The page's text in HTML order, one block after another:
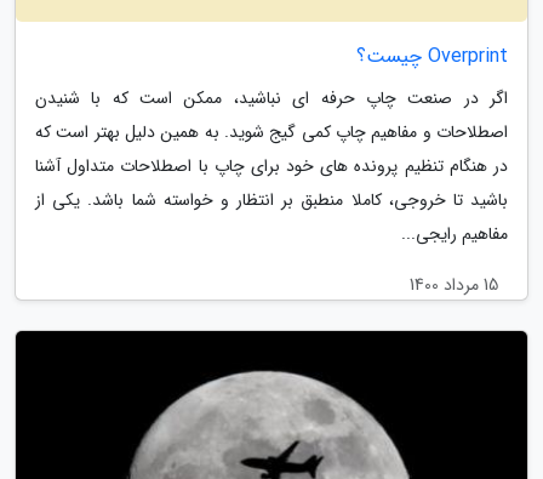
Overprint چیست؟
اگر در صنعت چاپ حرفه ای نباشید، ممکن است که با شنیدن
اصطلاحات و مفاهیم چاپ کمی گیج شوید. به همین دلیل بهتر است که
در هنگام تنظیم پرونده های خود برای چاپ با اصطلاحات متداول آشنا
باشید تا خروجی، کاملا منطبق بر انتظار و خواسته شما باشد. یکی از
مفاهیم رایجی...
15 مرداد 1400